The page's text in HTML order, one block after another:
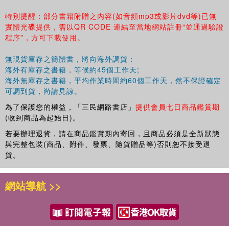
特別提醒：部分書籍附贈之內容(如音頻mp3或影片dvd等)已無
實體光碟提供，需以QR CODE 連結至當地網站註冊“並通過驗證
程序”，方可下載使用。
無現貨庫存之簡體書，將向海外調貨：
海外有庫存之書籍，等候約45個工作天;
海外無庫存之書籍，平均作業時間約60個工作天，然不保證確定
可調到貨，尚請見諒。
為了保護您的權益，「三民網路書店」 提供會員七日商品鑑賞期
(收到商品為起始日)。
若要辦理退貨，請在商品鑑賞期內寄回，且商品必須是全新狀態
與完整包裝(商品、附件、發票、隨貨贈品等)否則恕不接受退
貨。
網站導航 >>